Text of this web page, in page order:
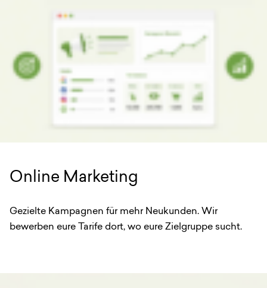
Online Marketing
Gezielte Kampagnen für mehr Neukunden. Wir
bewerben eure Tarife dort, wo eure Zielgruppe sucht.